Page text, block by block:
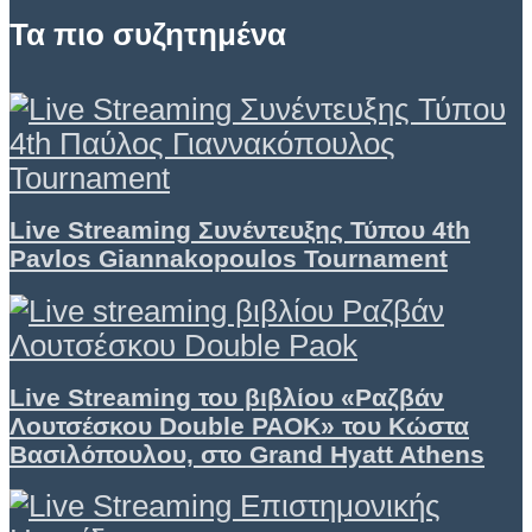
Τα πιο συζητημένα
Live Streaming Συνέντευξης Τύπου 4th
Pavlos Giannakopoulos Tournament
Live Streaming του βιβλίου «Ραζβάν
Λουτσέσκου Double PAOK» του Κώστα
Βασιλόπουλου, στο Grand Hyatt Athens